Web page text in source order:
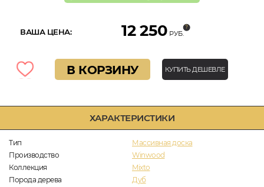
ХАРАКТЕРИСТИКИ
Тип
Массивная доска
Производство
Winwood
Коллекция
Mixto
Порода дерева
Дуб
ВАША ЦЕНА: 12 250 РУБ.
В КОРЗИНУ КУПИТЬ ДЕШЕВЛЕ